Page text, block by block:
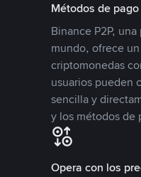
Métodos de
Binance P2P,
mundo, ofrece
criptomonedas
usuarios pueden
sencilla y
y los métodos de
Opera con los